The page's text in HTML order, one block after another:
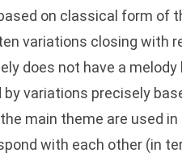
on classical form of
variations closing with
does not have a melody
variations precisely
main theme are used
with each other (in